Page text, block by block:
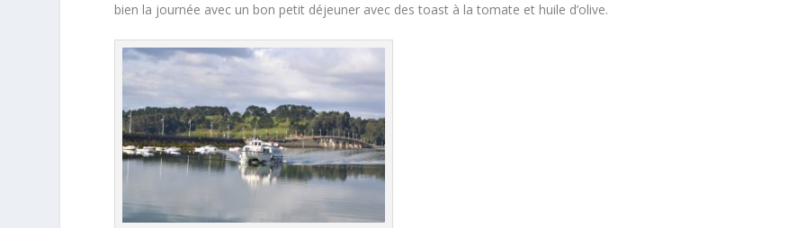
bien la journée avec un bon petit déjeuner avec des toast à la tomate et huile d’olive.